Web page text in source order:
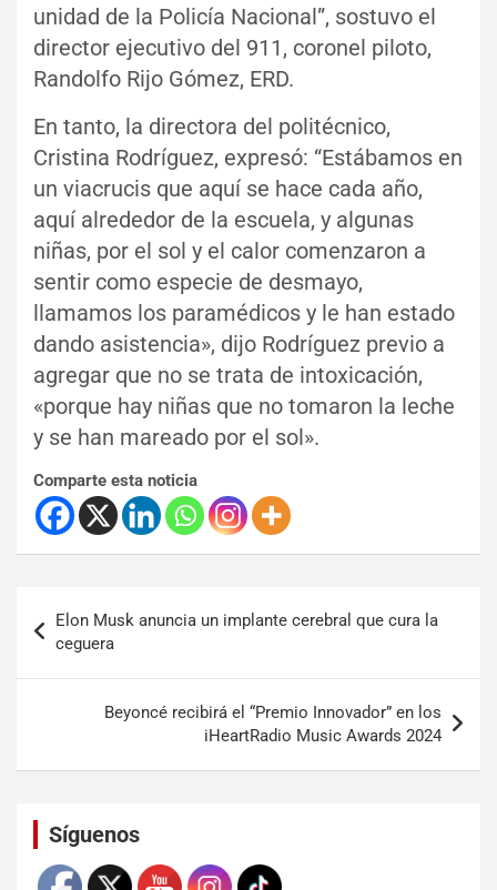
unidad de la Policía Nacional”, sostuvo el
director ejecutivo del 911, coronel piloto,
Randolfo Rijo Gómez, ERD.
En tanto, la directora del politécnico,
Cristina Rodríguez, expresó: “Estábamos en
un viacrucis que aquí se hace cada año,
aquí alrededor de la escuela, y algunas
niñas, por el sol y el calor comenzaron a
sentir como especie de desmayo,
llamamos los paramédicos y le han estado
dando asistencia», dijo Rodríguez previo a
agregar que no se trata de intoxicación,
«porque hay niñas que no tomaron la leche
y se han mareado por el sol».
Comparte esta noticia
Elon Musk anuncia un implante cerebral que cura la
ceguera
Beyoncé recibirá el “Premio Innovador” en los
iHeartRadio Music Awards 2024
Síguenos